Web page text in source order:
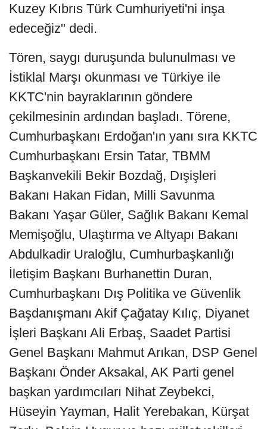
Kuzey Kıbrıs Türk Cumhuriyeti'ni inşa
edeceğiz" dedi.
Tören, saygı duruşunda bulunulması ve
İstiklal Marşı okunması ve Türkiye ile
KKTC'nin bayraklarının göndere
çekilmesinin ardından başladı. Törene,
Cumhurbaşkanı Erdoğan'ın yanı sıra KKTC
Cumhurbaşkanı Ersin Tatar, TBMM
Başkanvekili Bekir Bozdağ, Dışişleri
Bakanı Hakan Fidan, Milli Savunma
Bakanı Yaşar Güler, Sağlık Bakanı Kemal
Memişoğlu, Ulaştırma ve Altyapı Bakanı
Abdulkadir Uraloğlu, Cumhurbaşkanlığı
İletişim Başkanı Burhanettin Duran,
Cumhurbaşkanı Dış Politika ve Güvenlik
Başdanışmanı Akif Çağatay Kılıç, Diyanet
İşleri Başkanı Ali Erbaş, Saadet Partisi
Genel Başkanı Mahmut Arıkan, DSP Genel
Başkanı Önder Aksakal, AK Parti genel
başkan yardımcıları Nihat Zeybekci,
Hüseyin Yayman, Halit Yerebakan, Kürşat